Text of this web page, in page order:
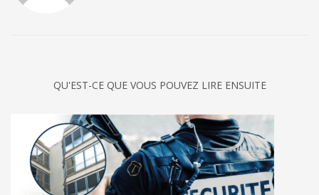
QU'EST-CE QUE VOUS POUVEZ LIRE ENSUITE